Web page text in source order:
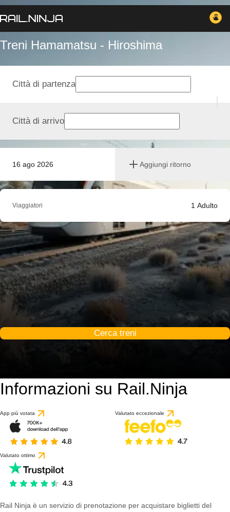
Treni Hamamatsu - Hiroshima
16 ago 2026 Aggiungi ritorno
Città di partenza
Città di arrivo
Viaggiatori 1 Adulto
Cerca treni
Informazioni su Rail.Ninja
App più votata Valutato eccezionale
Valutato ottimo
Rail Ninja è un servizio di prenotazione per acquistare biglietti del